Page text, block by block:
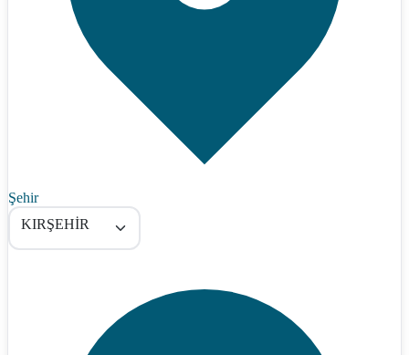
Şehir
KIRŞEHİR